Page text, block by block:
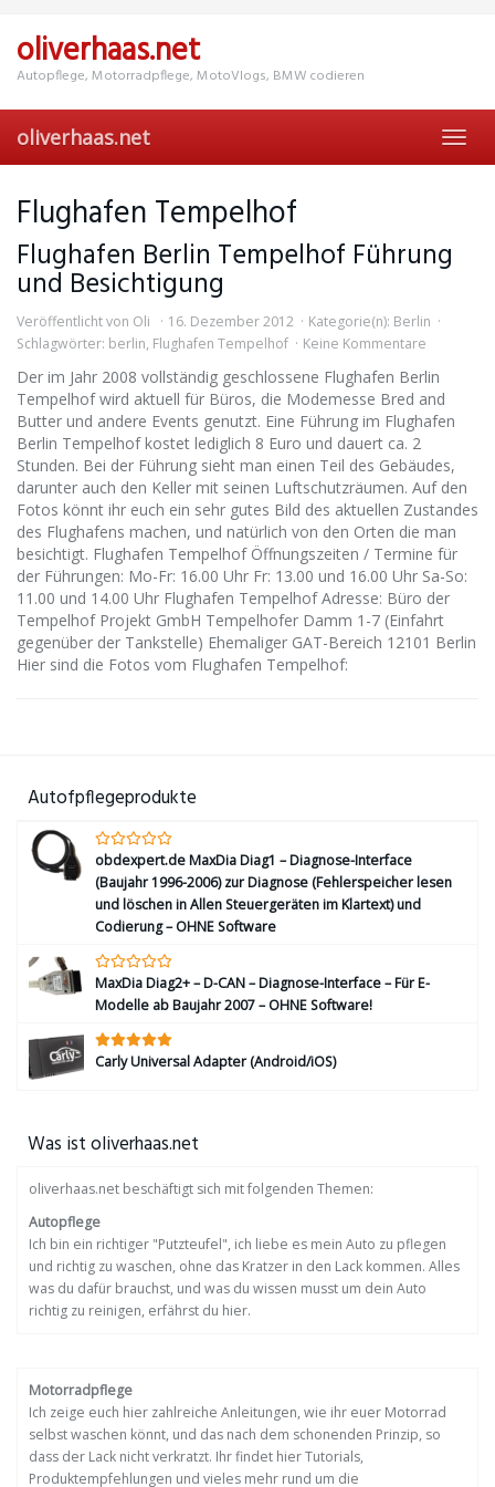
main
content
oliverhaas.net
Autopflege, Motorradpflege, MotoVlogs, BMW codieren
oliverhaas.net
Flughafen Tempelhof
Flughafen Berlin Tempelhof Führung
und Besichtigung
Veröffentlicht von Oli 16. Dezember 2012 Kategorie(n): Berlin
Schlagwörter: berlin, Flughafen Tempelhof Keine Kommentare
Der im Jahr 2008 vollständig geschlossene Flughafen Berlin
Tempelhof wird aktuell für Büros, die Modemesse Bred and
Butter und andere Events genutzt. Eine Führung im Flughafen
Berlin Tempelhof kostet lediglich 8 Euro und dauert ca. 2
Stunden. Bei der Führung sieht man einen Teil des Gebäudes,
darunter auch den Keller mit seinen Luftschutzräumen. Auf den
Fotos könnt ihr euch ein sehr gutes Bild des aktuellen Zustandes
des Flughafens machen, und natürlich von den Orten die man
besichtigt. Flughafen Tempelhof Öffnungszeiten / Termine für
der Führungen: Mo-Fr: 16.00 Uhr Fr: 13.00 und 16.00 Uhr Sa-So:
11.00 und 14.00 Uhr Flughafen Tempelhof Adresse: Büro der
Tempelhof Projekt GmbH Tempelhofer Damm 1-7 (Einfahrt
gegenüber der Tankstelle) Ehemaliger GAT-Bereich 12101 Berlin
Hier sind die Fotos vom Flughafen Tempelhof:
Autofpflegeprodukte
obdexpert.de MaxDia Diag1 – Diagnose-Interface
(Baujahr 1996-2006) zur Diagnose (Fehlerspeicher lesen
und löschen in Allen Steuergeräten im Klartext) und
Codierung – OHNE Software
MaxDia Diag2+ – D-CAN – Diagnose-Interface – Für E-
Modelle ab Baujahr 2007 – OHNE Software!
Carly Universal Adapter (Android/iOS)
Was ist oliverhaas.net
oliverhaas.net beschäftigt sich mit folgenden Themen:
Autopflege
Ich bin ein richtiger "Putzteufel", ich liebe es mein Auto zu pflegen
und richtig zu waschen, ohne das Kratzer in den Lack kommen. Alles
was du dafür brauchst, und was du wissen musst um dein Auto
richtig zu reinigen, erfährst du hier.
Motorradpflege
Ich zeige euch hier zahlreiche Anleitungen, wie ihr euer Motorrad
selbst waschen könnt, und das nach dem schonenden Prinzip, so
dass der Lack nicht verkratzt. Ihr findet hier Tutorials,
Produktempfehlungen und vieles mehr rund um die